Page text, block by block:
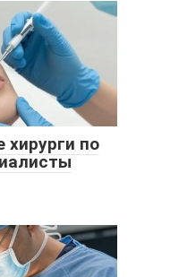
хирурги по